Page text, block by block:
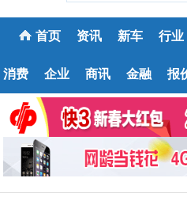
首页 资讯 新车 行业
消费 企业 商讯 金融 报